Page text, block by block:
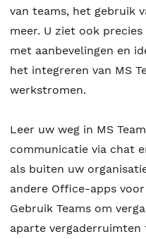
van teams, het gebruik
meer. U ziet ook
met aanbevelingen en
het integreren van MS
werkstromen.
Leer uw weg in MS
communicatie via chat
als buiten uw
andere Office-apps
Gebruik Teams om
aparte vergaderruimten